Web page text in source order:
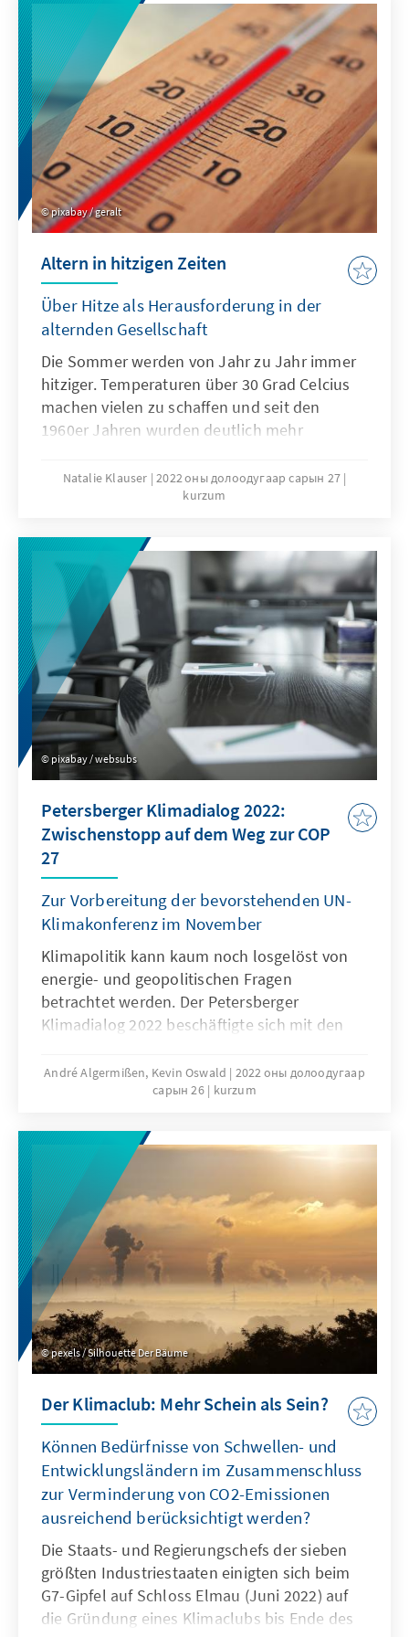
Zuwanderungspolitik zusammen gedacht
werden müssen.
pixabay / geralt
Altern in hitzigen Zeiten
Über Hitze als Herausforderung in der
alternden Gesellschaft
Die Sommer werden von Jahr zu Jahr immer
hitziger. Temperaturen über 30 Grad Celcius
machen vielen zu schaffen und seit den
1960er Jahren wurden deutlich mehr
experten warnen vor steigenden
Temperaturen durch die Erderwärmung.
demographischen Wandels zu einer
fortschreitenden Alterung und Zunahme
hitzeempfindlicher Menschen in der
Gesellschaft. Welche Herausforderungen birgt
das gerade für die alternde Bevölkerung?
Natalie Klauser 2022 оны долоодугаар сарын 27
kurzum
pixabay / websubs
Petersberger Klimadialog 2022:
Zwischenstopp auf dem Weg zur COP
27
Zur Vorbereitung der bevorstehenden UN-
Klimakonferenz im November
Klimapolitik kann kaum noch losgelöst von
energie- und geopolitischen Fragen
betrachtet werden. Der Petersberger
Klimadialog 2022 beschäftigte sich mit den
Partnerschaften: Länder des Globalen Südens
sollen finanzielle Mittel erhalten, um die
voranzutreiben. Ziel ist es, die Entwicklungs-
und Schwellenländer bei Maßnahmen zur
Minderung von Treibhausgasemissionen und
zur Anpassung an den Klimawandel zu
unterstützen.
André Algermißen, Kevin Oswald
2022 оны долоодугаар
сарын 26
kurzum
pexels / Silhouette Der Bäume
Der Klimaclub: Mehr Schein als Sein?
Können Bedürfnisse von Schwellen- und
Entwicklungsländern im Zusammenschluss
zur Verminderung von CO2-Emissionen
ausreichend berücksichtigt werden?
Die Staats- und Regierungschefs der sieben
größten Industriestaaten einigten sich beim
G7-Gipfel auf Schloss Elmau (Juni 2022) auf
die Gründung eines Klimaclubs bis Ende des